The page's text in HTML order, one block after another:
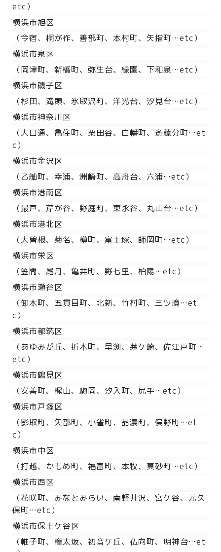
etc）
横浜市旭区
（今宿、桐が作、善部町、本村町、矢指町…etc）
横浜市泉区
（岡津町、新橋町、弥生台、緑園、下和泉…etc）
横浜市磯子区
（杉田、滝頭、氷取沢町、洋光台、汐見台…etc）
横浜市神奈川区
（大口通、亀住町、栗田谷、白幡町、斎藤分町…et
c）
横浜市金沢区
（乙舳町、幸浦、洲崎町、高舟台、六浦…etc）
横浜市港南区
（最戸、芹が谷、野庭町、東永谷、丸山台…etc）
横浜市港北区
（大曽根、菊名、樽町、富士塚、師岡町…etc）
横浜市栄区
（笠間、尾月、亀井町、野七里、柏陽…etc）
横浜市瀬谷区
（卸本町、五貫目町、北新、竹村町、三ツ境…et
c）
横浜市都筑区
（あゆみが丘、折本町、早渕、茅ケ崎、佐江戸町…
etc）
横浜市鶴見区
（安善町、梶山、駒岡、汐入町、尻手…etc）
横浜市戸塚区
（影取町、矢部町、小雀町、品濃町、俣野町…et
c）
横浜市中区
（打越、かもめ町、福富町、本牧、真砂町…etc）
横浜市西区
（花咲町、みなとみらい、南軽井沢、宮ケ谷、元久
保町…etc）
横浜市保土ケ谷区
（帷子町、権太坂、初音ケ丘、仏向町、明神台…et